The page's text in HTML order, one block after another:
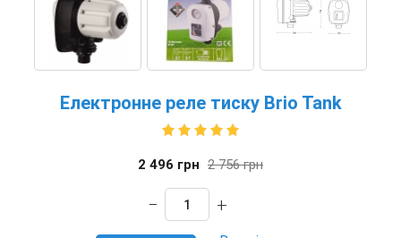
Електронне реле тиску Brio Tank
2 496 грн 2 756грн
− +